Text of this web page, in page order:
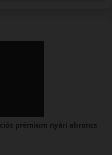
prémium nyári abroncs